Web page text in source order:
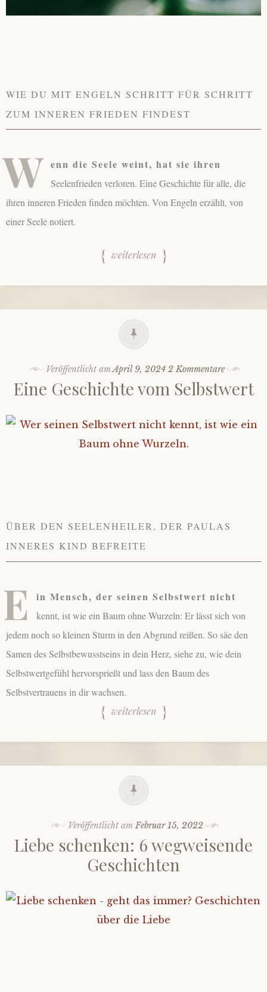
WIE DU MIT ENGELN SCHRITT FÜR SCHRITT
ZUM INNEREN FRIEDEN FINDEST
W enn die Seele weint, hat sie ihren
Seelenfrieden verloren. Eine Geschichte für alle, die
ihren inneren Frieden finden möchten. Von Engeln erzählt, von
einer Seele notiert.
weiterlesen
Veröffentlicht amApril 9, 2024 2 Kommentare
Eine Geschichte vom Selbstwert
ÜBER DEN SEELENHEILER, DER PAULAS
INNERES KIND BEFREITE
E in Mensch, der seinen Selbstwert nicht
kennt, ist wie ein Baum ohne Wurzeln: Er lässt sich von
jedem noch so kleinen Sturm in den Abgrund reißen. So säe den
Samen des Selbstbewusstseins in dein Herz, siehe zu, wie dein
Selbstwertgefühl hervorsprießt und lass den Baum des
Selbstvertrauens in dir wachsen.
weiterlesen
Veröffentlicht amFebruar 15, 2022
Liebe schenken: 6 wegweisende
Geschichten